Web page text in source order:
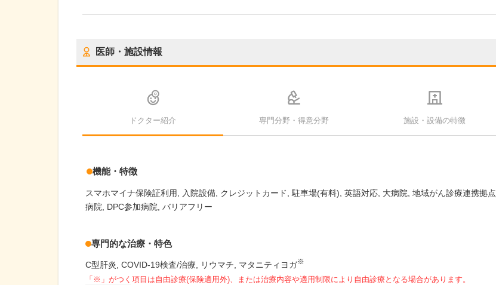
医師・施設情報
ドクター紹介 専門分野・得意分野 施設・設備の特徴
機能・特徴
スマホマイナ保険証利用 入院設備 クレジットカード 駐車場(有料) 英語対応 大病院 地域がん診療連携拠点
病院
DPC参加病院 バリアフリー
専門的な治療・特色
C型肝炎 COVID-19検査/治療 リウマチ マタニティヨガ※
「※」がつく項目は自由診療(保険適用外)、または治療内容や適用制限により自由診療となる場合があります。